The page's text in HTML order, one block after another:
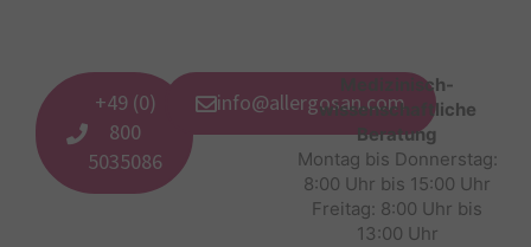
+49 (0)
800
5035086
info@allergosan.com
Medizinisch-
wissenschaftliche
Beratung
Montag bis Donnerstag:
8:00 Uhr bis 15:00 Uhr
Freitag: 8:00 Uhr bis
13:00 Uhr